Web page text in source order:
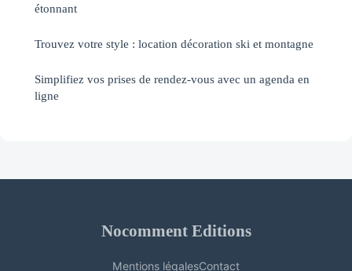
étonnant
Trouvez votre style : location décoration ski et montagne
Simplifiez vos prises de rendez-vous avec un agenda en
ligne
Nocomment Editions
Mentions légalesContact